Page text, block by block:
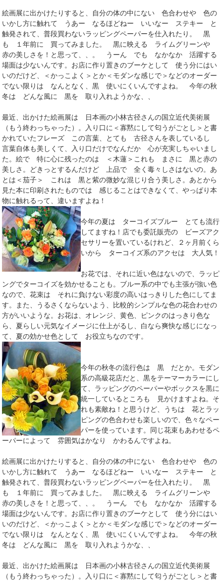
絵画展に出かけたりすると、自分の体の中にない 色合わせや 色の
いかし方に触れて うあー なるほどねー いいなー ステキー と
触発されて、普段買わないラッピングペーパーを仕入れたり。 黒
も １年前に 買ってみました。 黒に映える ライムグリーンや
赤の美しさを！と思って、、。 うーん でも なかなか 活躍する
場面は少ないんです。お店に作り置きのブーケとして 使う分にはい
いのだけど、＜かっこよく＞とか＜モダンな感じで＞などのオーダー
でない限りは なんとなく、黒 使いにくいんですよね。 今年の秋
冬は どんな風に 黒を 取り入れようかな、、
最近、出かけた絵画展は 日本画の小林古径さんの国立近代美術展
（もう終わっちゃった）。入り口に＜寡黙にして匂うがごとし＞と書
かれていたフレーズ この言葉、とても 古径さんを表しているし
言葉自体も美しくて、入り口だけでなんだか 心が充実しちゃいまし
た。絵で 特に心に残ったのは ＜木蓮＞これも まさに 黒と赤の
美しさ。どきっとするんだけど 上品で 全く毒々しさはないの。あ
とは＜茄子＞ これは 黒と紫の微妙な混じり合う美しさ。あとから
見た本に印刷されたものでは 感じることはできなくて、やっぱり本
物に触れるって、違いますよね！
今年の夏は ターコイズブルー とても流行
してますね！店でも委託販売の ビーズアク
セサリーを置いているけれど、２ヶ月前くら
いから ターコイズ系のアクセは 大人気！
お花では、それに近い色はないので、ラッピ
ングでターコイズを効かせることも。ブルー系の中でも主張が強い色
なので、花束は それに負けない彩度の高いはっきりした色にしてま
す。また、うるさくならないよう、比較的シンプルな色の花合わせの
方がいいような。お花は、オレンジ、黄色、ピンクのはっきり色な
ら、夏らしい元気なイメージに仕上がるし、白なら爽快な感じになっ
て、夏の効かせ色として お役立ちなのです。
今年の秋冬の流行色は 黒 だとか。モダン
系の高級花店だと、黒をテーマーカラーにし
て、ラッピングのペーパーやボックスを黒に
統一しているところも 見かけますよね。そ
れも素敵ね！と思うけど、うちは 花とラッ
ピングの色合わせも楽しいので、色々なペー
パーを使っています。同じ花束もあわせるペ
ーパーによって 雰囲気はかなり かわるんですよね。
絵画展に出かけたりすると、自分の体の中にない 色合わせや 色の
いかし方に触れて うあー なるほどねー いいなー ステキー と
触発されて、普段買わないラッピングペーパーを仕入れたり。 黒
も １年前に 買ってみました。 黒に映える ライムグリーンや
赤の美しさを！と思って、、。 うーん でも なかなか 活躍する
場面は少ないんです。お店に作り置きのブーケとして 使う分にはい
いのだけど、＜かっこよく＞とか＜モダンな感じで＞などのオーダー
でない限りは なんとなく、黒 使いにくいんですよね。 今年の秋
冬は どんな風に 黒を 取り入れようかな、、
最近、出かけた絵画展は 日本画の小林古径さんの国立近代美術展
（もう終わっちゃった）。入り口に＜寡黙にして匂うがごとし＞と書